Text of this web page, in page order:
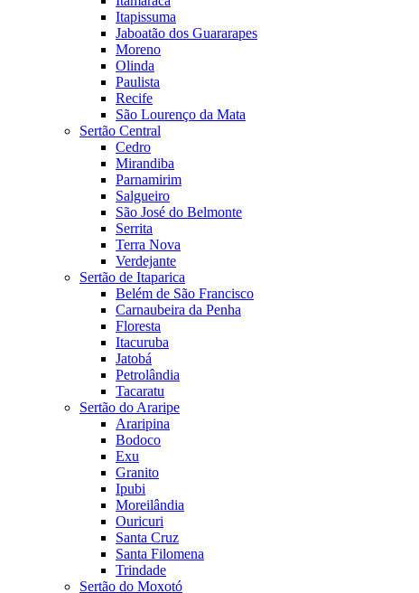
Itapissuma
Jaboatão dos Guararapes
Moreno
Olinda
Paulista
Recife
São Lourenço da Mata
Sertão Central
Cedro
Mirandiba
Parnamirim
Salgueiro
São José do Belmonte
Serrita
Terra Nova
Verdejante
Sertão de Itaparica
Belém de São Francisco
Carnaubeira da Penha
Floresta
Itacuruba
Jatobá
Petrolândia
Tacaratu
Sertão do Araripe
Araripina
Bodoco
Exu
Granito
Ipubi
Moreilândia
Ouricuri
Santa Cruz
Santa Filomena
Trindade
Sertão do Moxotó